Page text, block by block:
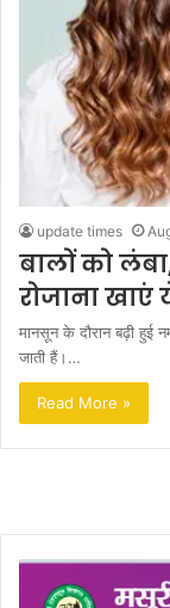
update times
बालों को
रोजाना
मानसून के दौरान बढ़ी हुई
जाती हैं।…
Read More »